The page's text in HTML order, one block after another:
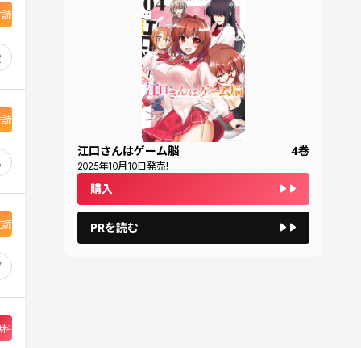
読
読
読
料
江口さんはゲーム脳 4巻
2025年10月10日発売!
購入
PRを読む